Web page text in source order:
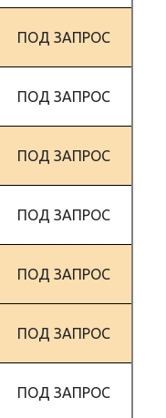
ПОД ЗАПРОС
ПОД ЗАПРОС
ПОД ЗАПРОС
ПОД ЗАПРОС
ПОД ЗАПРОС
ПОД ЗАПРОС
ПОД ЗАПРОС